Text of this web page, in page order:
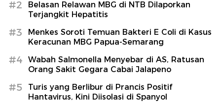
#2
Belasan Relawan MBG di NTB Dilaporkan
Terjangkit Hepatitis
#3
Menkes Soroti Temuan Bakteri E Coli di Kasus
Keracunan MBG Papua-Semarang
#4
Wabah Salmonella Menyebar di AS, Ratusan
Orang Sakit Gegara Cabai Jalapeno
#5
Turis yang Berlibur di Prancis Positif
Hantavirus, Kini Diisolasi di Spanyol